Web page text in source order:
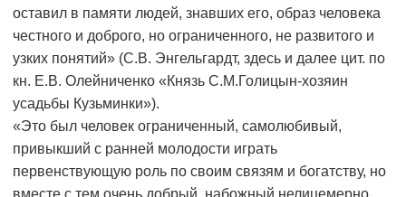
оставил в памяти людей, знавших его, образ человека
честного и доброго, но ограниченного, не развитого и
узких понятий» (С.В. Энгельгардт, здесь и далее цит. по
кн. Е.В. Олейниченко «Князь С.М.Голицын-хозяин
усадьбы Кузьминки»).
«Это был человек ограниченный, самолюбивый,
привыкший с ранней молодости играть
первенствующую роль по своим связям и богатству, но